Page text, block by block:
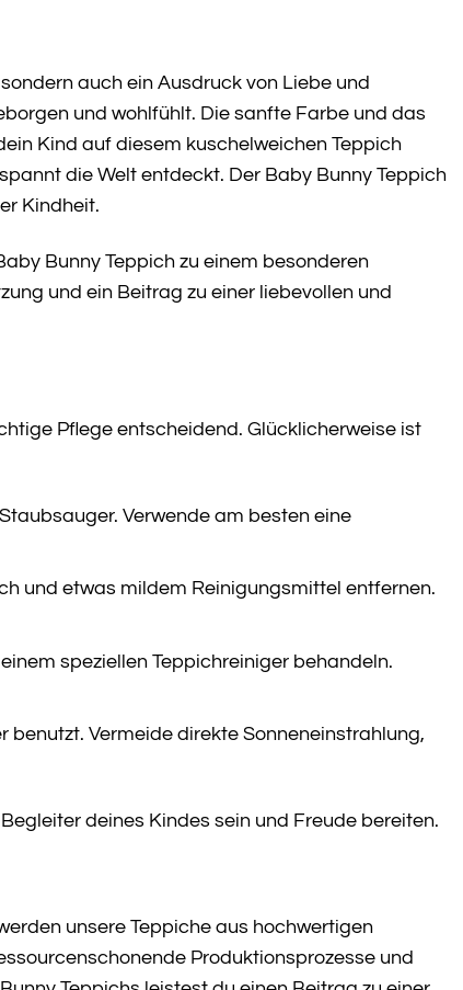
auch ein Ausdruck von Liebe und
und wohlfühlt. Die sanfte Farbe und das
Kind auf diesem kuschelweichen Teppich
die Welt entdeckt. Der Baby Bunny Teppich
Kindheit.
Bunny Teppich zu einem besonderen
und ein Beitrag zu einer liebevollen und
Pflege entscheidend. Glücklicherweise ist
Verwende am besten eine
und etwas mildem Reinigungsmittel entfernen.
speziellen Teppichreiniger behandeln.
Vermeide direkte Sonneneinstrahlung,
deines Kindes sein und Freude bereiten.
unsere Teppiche aus hochwertigen
Produktionsprozesse und